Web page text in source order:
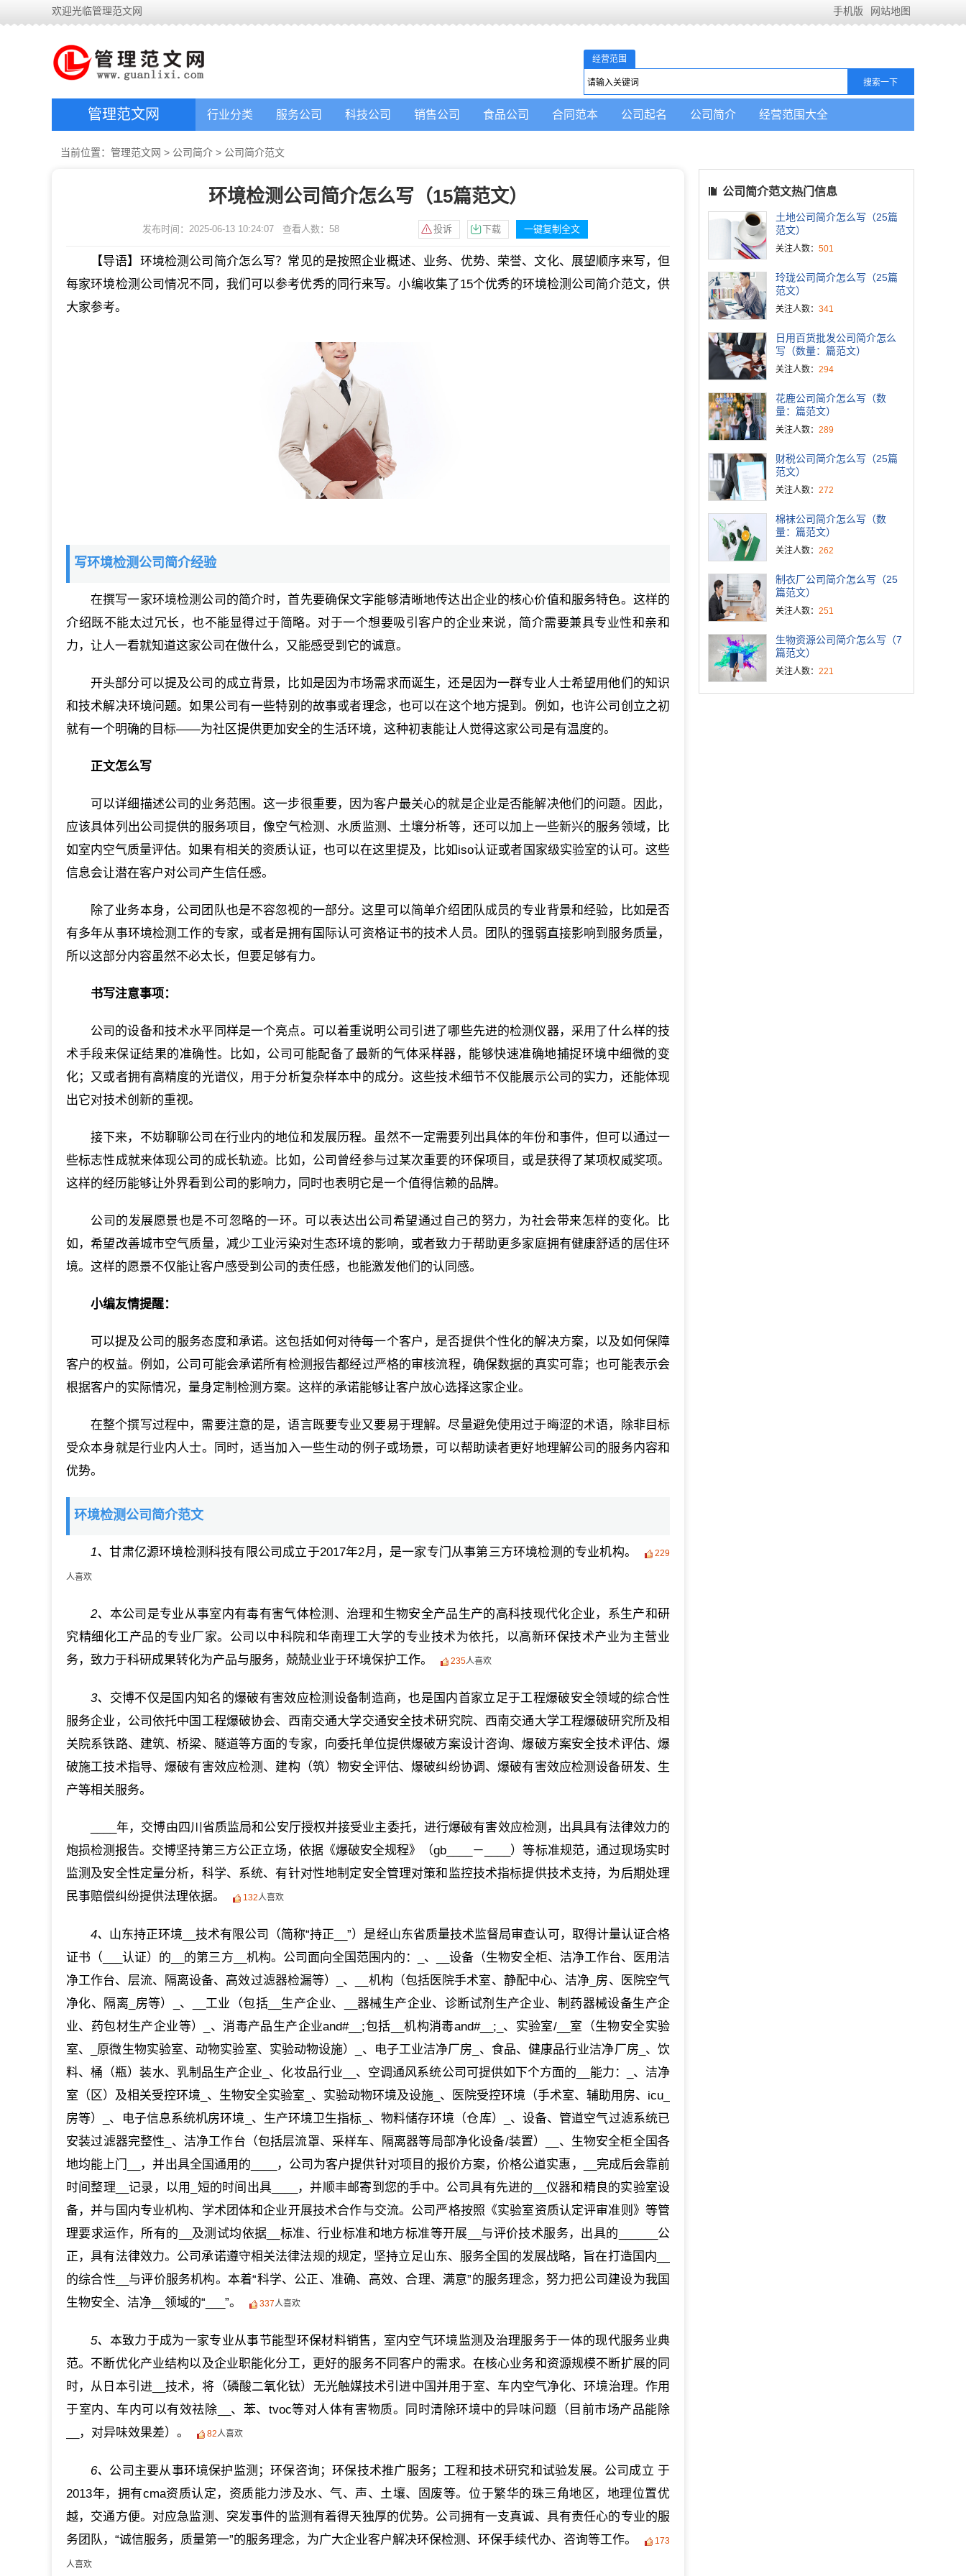
欢迎光临管理范文网 手机版 网站地图
经营范围
管理范文网 行业分类 服务公司 科技公司 销售公司 食品公司 合同范本 公司起名 公司简介 经营范围大全
当前位置： 管理范文网 > 公司简介 > 公司简介范文
环境检测公司简介怎么写（15篇范文）
发布时间：2025-06-13 10:24:07 查看人数： 58 投诉 下载 一键复制全文
【导语】环境检测公司简介怎么写？常见的是按照企业概述、业务、优势、荣誉、文化、展望顺序来写，但
每家环境检测公司情况不同，我们可以参考优秀的同行来写。小编收集了15个优秀的环境检测公司简介范文，供
大家参考。
写环境检测公司简介经验
在撰写一家环境检测公司的简介时，首先要确保文字能够清晰地传达出企业的核心价值和服务特色。这样的
介绍既不能太过冗长，也不能显得过于简略。对于一个想要吸引客户的企业来说，简介需要兼具专业性和亲和
力，让人一看就知道这家公司在做什么，又能感受到它的诚意。
开头部分可以提及公司的成立背景，比如是因为市场需求而诞生，还是因为一群专业人士希望用他们的知识
和技术解决环境问题。如果公司有一些特别的故事或者理念，也可以在这个地方提到。例如，也许公司创立之初
就有一个明确的目标——为社区提供更加安全的生活环境，这种初衷能让人觉得这家公司是有温度的。
正文怎么写
可以详细描述公司的业务范围。这一步很重要，因为客户最关心的就是企业是否能解决他们的问题。因此，
应该具体列出公司提供的服务项目，像空气检测、水质监测、土壤分析等，还可以加上一些新兴的服务领域，比
如室内空气质量评估。如果有相关的资质认证，也可以在这里提及，比如iso认证或者国家级实验室的认可。这些
信息会让潜在客户对公司产生信任感。
除了业务本身，公司团队也是不容忽视的一部分。这里可以简单介绍团队成员的专业背景和经验，比如是否
有多年从事环境检测工作的专家，或者是拥有国际认可资格证书的技术人员。团队的强弱直接影响到服务质量，
所以这部分内容虽然不必太长，但要足够有力。
书写注意事项：
公司的设备和技术水平同样是一个亮点。可以着重说明公司引进了哪些先进的检测仪器，采用了什么样的技
术手段来保证结果的准确性。比如，公司可能配备了最新的气体采样器，能够快速准确地捕捉环境中细微的变
化；又或者拥有高精度的光谱仪，用于分析复杂样本中的成分。这些技术细节不仅能展示公司的实力，还能体现
出它对技术创新的重视。
接下来，不妨聊聊公司在行业内的地位和发展历程。虽然不一定需要列出具体的年份和事件，但可以通过一
些标志性成就来体现公司的成长轨迹。比如，公司曾经参与过某次重要的环保项目，或是获得了某项权威奖项。
这样的经历能够让外界看到公司的影响力，同时也表明它是一个值得信赖的品牌。
公司的发展愿景也是不可忽略的一环。可以表达出公司希望通过自己的努力，为社会带来怎样的变化。比
如，希望改善城市空气质量，减少工业污染对生态环境的影响，或者致力于帮助更多家庭拥有健康舒适的居住环
境。这样的愿景不仅能让客户感受到公司的责任感，也能激发他们的认同感。
小编友情提醒：
可以提及公司的服务态度和承诺。这包括如何对待每一个客户，是否提供个性化的解决方案，以及如何保障
客户的权益。例如，公司可能会承诺所有检测报告都经过严格的审核流程，确保数据的真实可靠；也可能表示会
根据客户的实际情况，量身定制检测方案。这样的承诺能够让客户放心选择这家企业。
在整个撰写过程中，需要注意的是，语言既要专业又要易于理解。尽量避免使用过于晦涩的术语，除非目标
受众本身就是行业内人士。同时，适当加入一些生动的例子或场景，可以帮助读者更好地理解公司的服务内容和
优势。
环境检测公司简介范文
1、甘肃亿源环境检测科技有限公司成立于2017年2月，是一家专门从事第三方环境检测的专业机构。 229
人喜欢
2、 本公司是专业从事室内有毒有害气体检测、治理和生物安全产品生产的高科技现代化企业，系生产和研
究精细化工产品的专业厂家。公司以中科院和华南理工大学的专业技术为依托，以高新环保技术产业为主营业
务，致力于科研成果转化为产品与服务，兢兢业业于环境保护工作。
235人喜欢
3、 交博不仅是国内知名的爆破有害效应检测设备制造商，也是国内首家立足于工程爆破安全领域的综合性
服务企业，公司依托中国工程爆破协会、西南交通大学交通安全技术研究院、西南交通大学工程爆破研究所及相
关院系铁路、建筑、桥梁、隧道等方面的专家，向委托单位提供爆破方案设计咨询、爆破方案安全技术评估、爆
破施工技术指导、爆破有害效应检测、建构（筑）物安全评估、爆破纠纷协调、爆破有害效应检测设备研发、生
产等相关服务。
____年，交博由四川省质监局和公安厅授权并接受业主委托，进行爆破有害效应检测，出具具有法律效力的
炮损检测报告。交博坚持第三方公正立场，依据《爆破安全规程》（gb____－____）等标准规范，通过现场实时
监测及安全性定量分析，科学、系统、有针对性地制定安全管理对策和监控技术指标提供技术支持，为后期处理
民事赔偿纠纷提供法理依据。
132人喜欢
4、 山东持正环境__技术有限公司（简称“持正__”）是经山东省质量技术监督局审查认可，取得计量认证合格
证书（___认证）的__的第三方__机构。公司面向全国范围内的：_、__设备（生物安全柜、洁净工作台、医用洁
净工作台、层流、隔离设备、高效过滤器检漏等）_、__机构（包括医院手术室、静配中心、洁净_房、医院空气
净化、隔离_房等）_、__工业（包括__生产企业、__器械生产企业、诊断试剂生产企业、制药器械设备生产企
业、药包材生产企业等）_、消毒产品生产企业and#__;包括__机构消毒and#__;_、实验室/__室（生物安全实验
室、_原微生物实验室、动物实验室、实验动物设施）_、电子工业洁净厂房_、食品、健康品行业洁净厂房_、饮
料、桶（瓶）装水、乳制品生产企业_、化妆品行业__、空调通风系统公司可提供如下个方面的__能力：_、洁净
室（区）及相关受控环境_、生物安全实验室_、实验动物环境及设施_、医院受控环境（手术室、辅助用房、icu_
房等）_、电子信息系统机房环境_、生产环境卫生指标_、物料储存环境（仓库）_、设备、管道空气过滤系统已
安装过滤器完整性_、洁净工作台（包括层流罩、采样车、隔离器等局部净化设备/装置）__、生物安全柜全国各
地均能上门__，并出具全国通用的____，公司为客户提供针对项目的报价方案，价格公道实惠，__完成后会靠前
时间整理__记录，以用_短的时间出具____，并顺丰邮寄到您的手中。公司具有先进的__仪器和精良的实验室设
备，并与国内专业机构、学术团体和企业开展技术合作与交流。公司严格按照《实验室资质认定评审准则》等管
理要求运作，所有的__及测试均依据__标准、行业标准和地方标准等开展__与评价技术服务，出具的______公
正，具有法律效力。公司承诺遵守相关法律法规的规定，坚持立足山东、服务全国的发展战略，旨在打造国内__
的综合性__与评价服务机构。本着“科学、公正、准确、高效、合理、满意”的服务理念，努力把公司建设为我国
生物安全、洁净__领域的“___”。
337人喜欢
5、 本致力于成为一家专业从事节能型环保材料销售，室内空气环境监测及治理服务于一体的现代服务业典
范。不断优化产业结构以及企业职能化分工，更好的服务不同客户的需求。在核心业务和资源规模不断扩展的同
时，从日本引进__技术，将（磷酸二氧化钛）无光触媒技术引进中国并用于室、车内空气净化、环境治理。作用
于室内、车内可以有效祛除__、苯、tvoc等对人体有害物质。同时清除环境中的异味问题（目前市场产品能除
__，对异味效果差）。
82人喜欢
6、 公司主要从事环境保护监测；环保咨询；环保技术推广服务；工程和技术研究和试验发展。公司成立 于
2013年，拥有cma资质认定，资质能力涉及水、气、声、土壤、固废等。位于繁华的珠三角地区，地理位置优
越，交通方便。对应急监测、突发事件的监测有着得天独厚的优势。公司拥有一支真诚、具有责任心的专业的服
务团队，“诚信服务，质量第一”的服务理念，为广大企业客户解决环保检测、环保手续代办、咨询等工作。
173
人喜欢
公司简介范文热门信息
土地公司简介怎么写（25篇
范文）
关注人数： 501
玲珑公司简介怎么写（25篇
范文）
关注人数： 341
日用百货批发公司简介怎么
写（数量：篇范文）
关注人数： 294
花鹿公司简介怎么写（数
量：篇范文）
关注人数： 289
财税公司简介怎么写（25篇
范文）
关注人数： 272
棉袜公司简介怎么写（数
量：篇范文）
关注人数： 262
制衣厂公司简介怎么写（25
篇范文）
关注人数： 251
生物资源公司简介怎么写（7
篇范文）
关注人数： 221